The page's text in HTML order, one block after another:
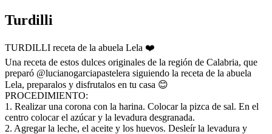
Turdilli
TURDILLI receta de la abuela Lela ❤️
Una receta de estos dulces originales de la región de Calabria, que
preparó @lucianogarciapastelera siguiendo la receta de la abuela
Lela, preparalos y disfrutalos en tu casa 😊
PROCEDIMIENTO:
1. Realizar una corona con la harina. Colocar la pizca de sal. En el
centro colocar el azúcar y la levadura desgranada.
2. Agregar la leche, el aceite y los huevos. Desleír la levadura y